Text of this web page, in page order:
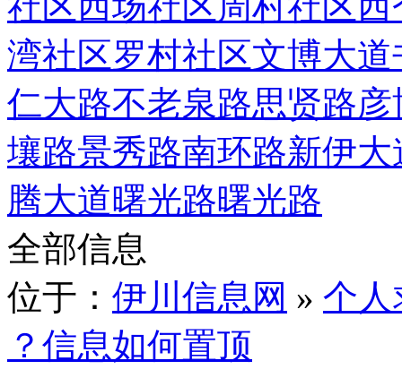
湾社区罗村社区文博大道
仁大路不老泉路思贤路
壤路景秀路南环路新伊大
腾大道曙光路曙光路
全部信息
位于： 伊川信息网 » 个人
？信息如何置顶